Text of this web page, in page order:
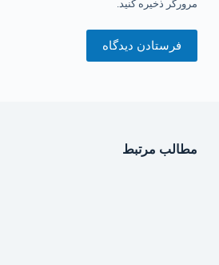
مرورگر ذخیره کنید.
فرستادن دیدگاه
مطالب مرتبط